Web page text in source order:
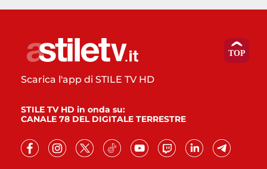
Scarica l'app di STILE TV HD
STILE TV HD in onda su:
CANALE 78 DEL DIGITALE TERRESTRE